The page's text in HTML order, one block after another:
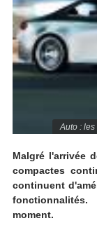
Auto : les
Malgré l'arrivée
compactes
continuent
moment.